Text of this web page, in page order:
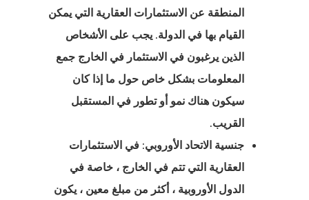
المنطقة عن الاستثمارات العقارية التي يمكن
القيام بها في الدولة. يجب على الأشخاص
الذين يرغبون في الاستثمار في الخارج جمع
المعلومات بشكل خاص حول ما إذا كان
سيكون هناك نمو أو تطور في المستقبل
القريب.
جنسية الاتحاد الأوروبي: في الاستثمارات
العقارية التي تتم في الخارج ، خاصة في
الدول الأوروبية ، أكثر من مبلغ معين ، يكون
اليونان –
الذهبية
الاستشارات
الوكالة